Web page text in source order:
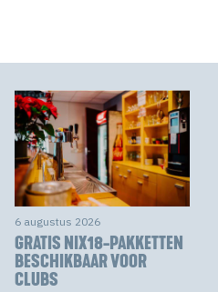
6 augustus 2026
GRATIS NIX18-PAKKETTEN
BESCHIKBAAR VOOR
CLUBS